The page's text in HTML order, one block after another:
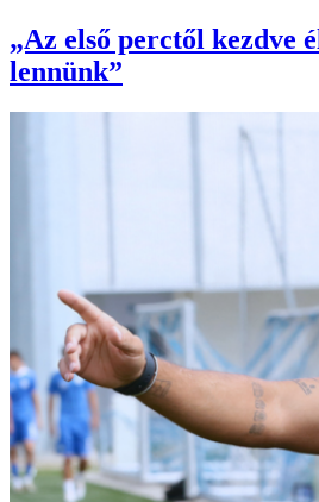
„Az első perctől kezdve
lennünk”